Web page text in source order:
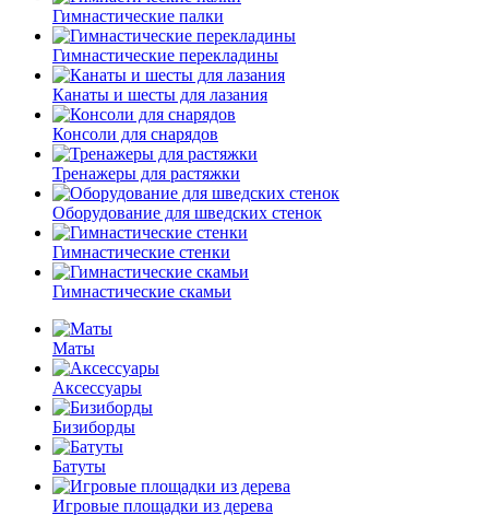
Гимнастические палки
Гимнастические перекладины
Канаты и шесты для лазания
Консоли для снарядов
Тренажеры для растяжки
Оборудование для шведских стенок
Гимнастические стенки
Гимнастические скамьи
Маты
Аксессуары
Бизиборды
Батуты
Игровые площадки из дерева